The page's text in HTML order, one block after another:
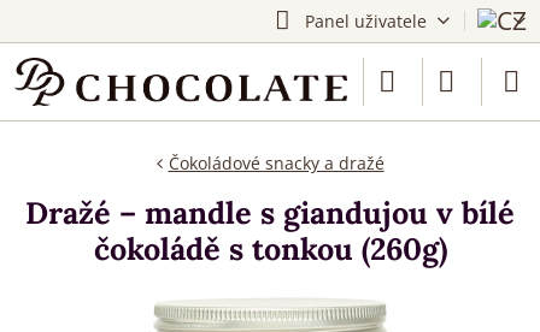
Panel uživatele
Čokoládové snacky a dražé
Dražé – mandle s giandujou v bílé
čokoládě s tonkou (260g)